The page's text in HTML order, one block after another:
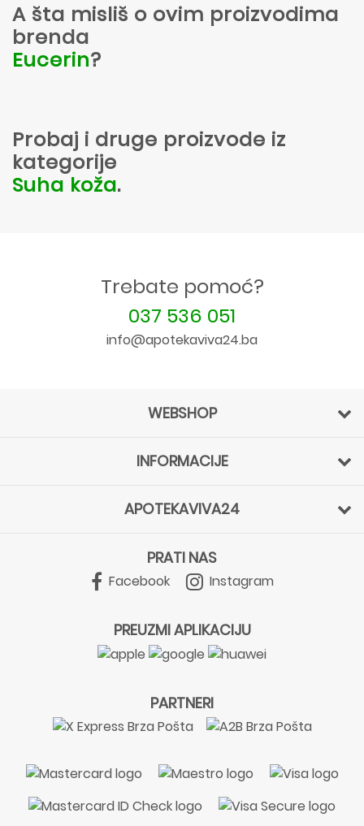
A šta misliš o ovim proizvodima
brenda
Eucerin?
Probaj i druge proizvode iz
kategorije
Suha koža.
Trebate pomoć?
037 536 051
info@apotekaviva24.ba
WEBSHOP
INFORMACIJE
APOTEKAVIVA24
PRATI NAS
Facebook Instagram
PREUZMI APLIKACIJU
PARTNERI